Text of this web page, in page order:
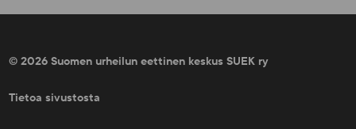
© 2026 Suomen urheilun eettinen keskus SUEK ry
Tietoa sivustosta